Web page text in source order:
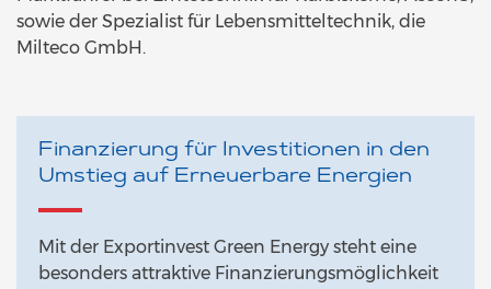
sowie der Spezialist für Lebensmitteltechnik, die
Milteco GmbH.
Finanzierung für Investitionen in den
Umstieg auf Erneuerbare Energien
Mit der Exportinvest Green Energy steht eine
besonders attraktive Finanzierungsmöglichkeit